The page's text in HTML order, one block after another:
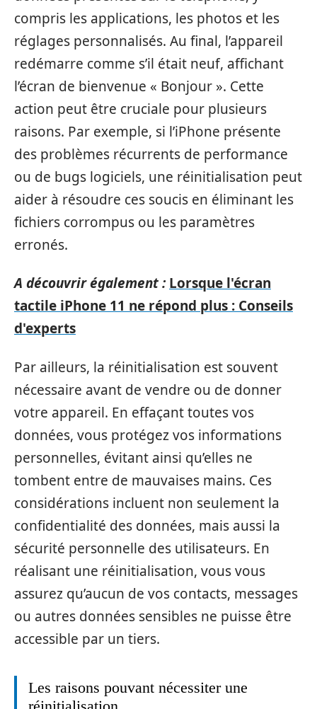
compris les applications, les photos et les
réglages personnalisés. Au final, l’appareil
redémarre comme s’il était neuf, affichant
l’écran de bienvenue « Bonjour ». Cette
action peut être cruciale pour plusieurs
raisons. Par exemple, si l’iPhone présente
des problèmes récurrents de performance
ou de bugs logiciels, une réinitialisation peut
aider à résoudre ces soucis en éliminant les
fichiers corrompus ou les paramètres
erronés.
A découvrir également : Lorsque l'écran
tactile iPhone 11 ne répond plus : Conseils
d'experts
Par ailleurs, la réinitialisation est souvent
nécessaire avant de vendre ou de donner
votre appareil. En effaçant toutes vos
données, vous protégez vos informations
personnelles, évitant ainsi qu’elles ne
tombent entre de mauvaises mains. Ces
considérations incluent non seulement la
confidentialité des données, mais aussi la
sécurité personnelle des utilisateurs. En
réalisant une réinitialisation, vous vous
assurez qu’aucun de vos contacts, messages
ou autres données sensibles ne puisse être
accessible par un tiers.
Les raisons pouvant nécessiter une
réinitialisation